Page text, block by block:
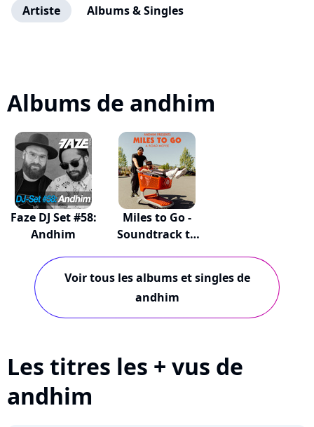
Artiste Albums & Singles
Albums de andhim
Faze DJ Set #58:
Andhim
Miles to Go -
Soundtrack to
Voir tous les albums et singles de
andhim
Les titres les + vus de
andhim